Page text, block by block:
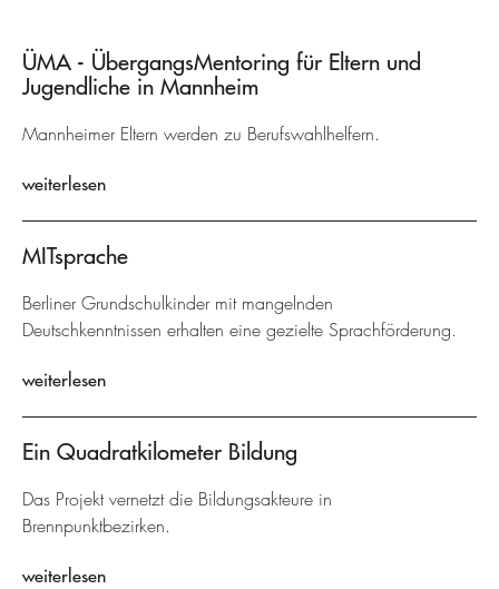
ÜMA - ÜbergangsMentoring für Eltern und
Jugendliche in Mannheim
Mannheimer Eltern werden zu Berufswahlhelfern.
weiterlesen
MITsprache
Berliner Grundschulkinder mit mangelnden
Deutschkenntnissen erhalten eine gezielte Sprachförderung.
weiterlesen
Ein Quadratkilometer Bildung
Das Projekt vernetzt die Bildungsakteure in
Brennpunktbezirken.
weiterlesen